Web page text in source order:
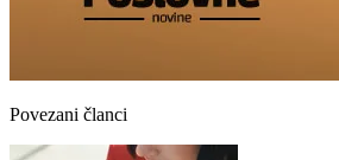
Povezani članci